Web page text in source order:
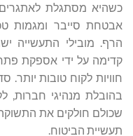
כשהיא מסתגלת לאתגרים
אבטחת סייבר ומגמות
הרף. מובילי התעשייה
קדימה על ידי אספקת
חוויות לקוח טובות יותר.
בהובלת מנהיגי חברות,
שכולם חולקים את
תעשיית הביטוח.